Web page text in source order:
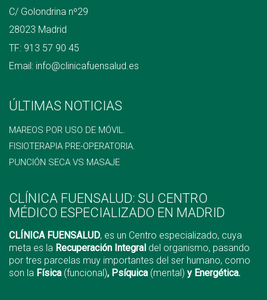
C/ Golondrina nº29
28023 Madrid
TF: 913 57 90 45
Email: info@clinicafuensalud.es
ÚLTIMAS NOTICIAS
MAREOS POR USO DE MÓVIL.
FISIOTERAPIA PRE-OPERATORIA.
PUNCIÓN SECA VS MASAJE
CLÍNICA FUENSALUD: SU CENTRO
MÉDICO ESPECIALIZADO EN MADRID
CLÍNICA FUENSALUD, es un Centro especializado, cuya
meta es la Recuperación Integral del organismo, pasando
por tres parcelas muy importantes del ser humano, como
son la Física (funcional), Psíquica (mental) y Energética.